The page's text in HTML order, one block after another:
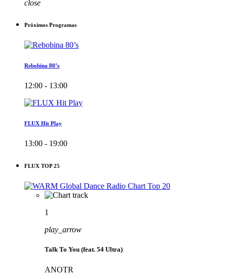
close
Próximos Programas
Rebobina 80’s
12:00 - 13:00
FLUX Hit Play
13:00 - 19:00
FLUX TOP 25
1
play_arrow
Talk To You (feat. 54 Ultra)
ANOTR